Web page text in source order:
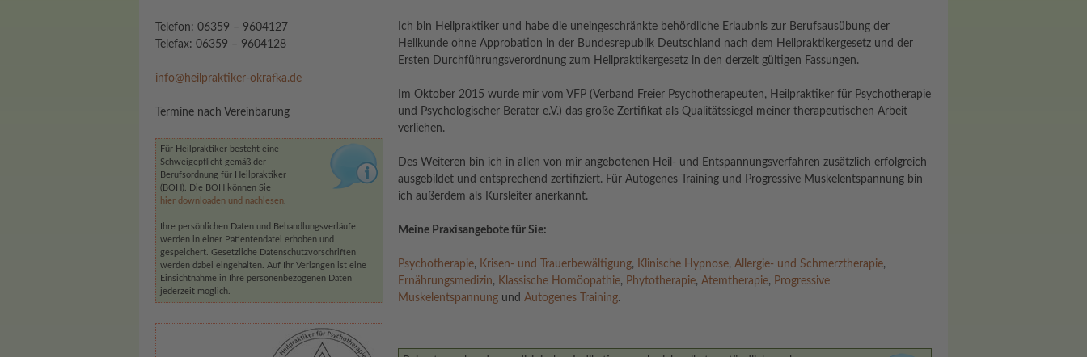
Ich bin Heilpraktiker und habe die uneingeschränkte behördliche Erlaubnis zur Berufsausübung der
Heilkunde ohne Approbation in der Bundesrepublik Deutschland nach dem Heilpraktikergesetz und der
Ersten Durchführungsverordnung zum Heilpraktikergesetz in den derzeit gültigen Fassungen.
Im Oktober 2015 wurde mir vom VFP (Verband Freier Psychotherapeuten, Heilpraktiker für Psychotherapie
und Psychologischer Berater e.V.) das große Zertifikat als Qualitätssiegel meiner therapeutischen Arbeit
verliehen.
Des Weiteren bin ich in allen von mir angebotenen Heil- und Entspannungsverfahren zusätzlich erfolgreich
ausgebildet und entsprechend zertifiziert. Für Autogenes Training und Progressive Muskelentspannung bin
ich außerdem als Kursleiter anerkannt.
Meine Praxisangebote für Sie:
Psychotherapie, Krisen- und Trauerbewältigung, Klinische Hypnose, Allergie- und Schmerztherapie,
Ernährungsmedizin, Klassische Homöopathie, Phytotherapie, Atemtherapie, Progressive
Muskelentspannung und Autogenes Training.
Telefon: 06359 – 9604127
Telefax: 06359 – 9604128
info@heilpraktiker-okrafka.de
Termine nach Vereinbarung
Für Heilpraktiker besteht eine
Schweigepflicht gemäß der
Berufsordnung für Heilpraktiker
(BOH). Die BOH können Sie
hier downloaden und nachlesen
Ihre persönlichen Daten und Behandlungsverläufe
werden in einer Patientendatei erhoben und
gespeichert. Gesetzliche Datenschutzvorschriften
werden dabei eingehalten. Auf Ihr Verlangen ist eine
Einsichtnahme in Ihre personenbezogenen Daten
jederzeit möglich.